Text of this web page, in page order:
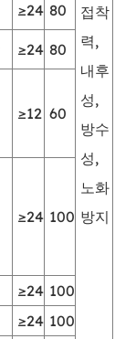
접착
력,
내후
성,
방수
성,
노화
방지
≥24 80
≥24 80
≥12 60
≥24 100
≥24 100
≥24 100